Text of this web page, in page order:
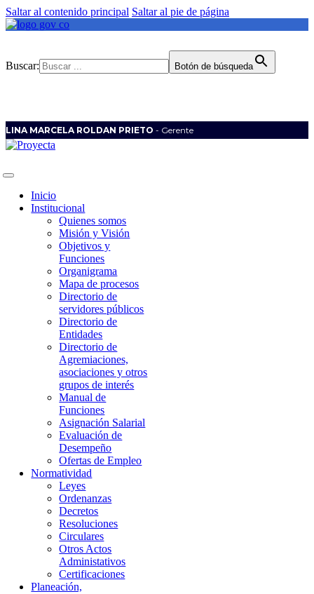
Saltar al contenido principal Saltar al pie de página
Buscar: Botón de búsqueda
LINA MARCELA ROLDAN PRIETO - Gerente
Inicio
Institucional
Quienes somos
Misión y Visión
Objetivos y
Funciones
Organigrama
Mapa de procesos
Directorio de
servidores públicos
Directorio de
Entidades
Directorio de
Agremiaciones,
asociaciones y otros
grupos de interés
Manual de
Funciones
Asignación Salarial
Evaluación de
Desempeño
Ofertas de Empleo
Normatividad
Leyes
Ordenanzas
Decretos
Resoluciones
Circulares
Otros Actos
Administativos
Certificaciones
Planeación,